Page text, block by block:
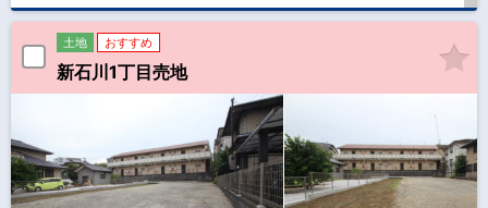
土地 おすすめ
新石川1丁目売地